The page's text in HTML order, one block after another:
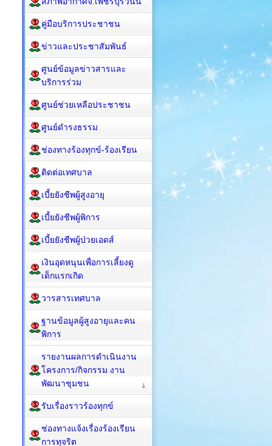
คู่มือบริการประชาชน
ข่าวและประชาสัมพันธ์
ศูนย์ข้อมูลข่าวสารและ
บริการร่วม
ศูนย์ช่วยเหลือประชาชน
ศูนย์ดำรงธรรม
ช่องทางร้องทุกข์-ร้องเรียน
ติดต่อเทศบาล
เบี้ยยังชีพผู้สูงอายุ
เบี้ยยังชีพผู้พิการ
เบี้ยยังชีพผู้ป่วยเอดส์
เงินอุดหนุนเพื่อการเลี้ยงดู
เด็กแรกเกิด
วารสารเทศบาล
ฐานข้อมูลผู้สูงอายุและคน
พิการ
รายงานผลการดำเนินงาน
โครงการ/กิจกรรม งาน
พัฒนาชุมชน
รับเรื่องราวร้องทุกข์
ช่องทางแจ้งเรื่องร้องเรียน
การทุจริต